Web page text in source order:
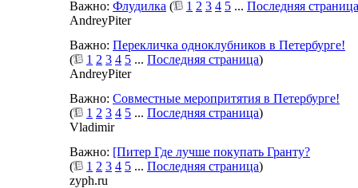
Важно: Флудилка ( 1 2 3 4 5 ... Последняя страница
AndreyPiter
Важно: Перекличка одноклубников в Петербурге!
(
1 2 3 4 5 ... Последняя страница)
AndreyPiter
Важно: Совместные меропритятия в Петербурге!
(
1 2 3 4 5 ... Последняя страница)
Vladimir
Важно: [Питер Где лучше покупать Гранту?
(
1 2 3 4 5 ... Последняя страница)
zyph.ru